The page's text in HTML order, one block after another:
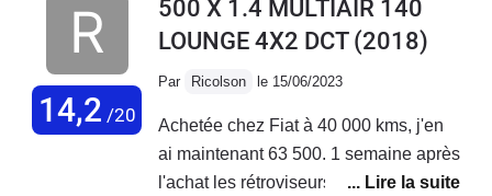
voiture vieillit très mal, tout se met à
déconner et les réparations
de leurs défauts de fabrication !
J'adore ma voiture mais au vu des
coûts de réparations faramineux, des
14,2 /20
500 X 1.4 MULTIAIR 140
LOUNGE 4X2 DCT(2018)
Par Ricolson le 15/06/2023
Achetée chez Fiat à 40 000 kms, j'en
ai maintenant 63 500. 1 semaine après
l'achat les rétroviseurs électriques ne